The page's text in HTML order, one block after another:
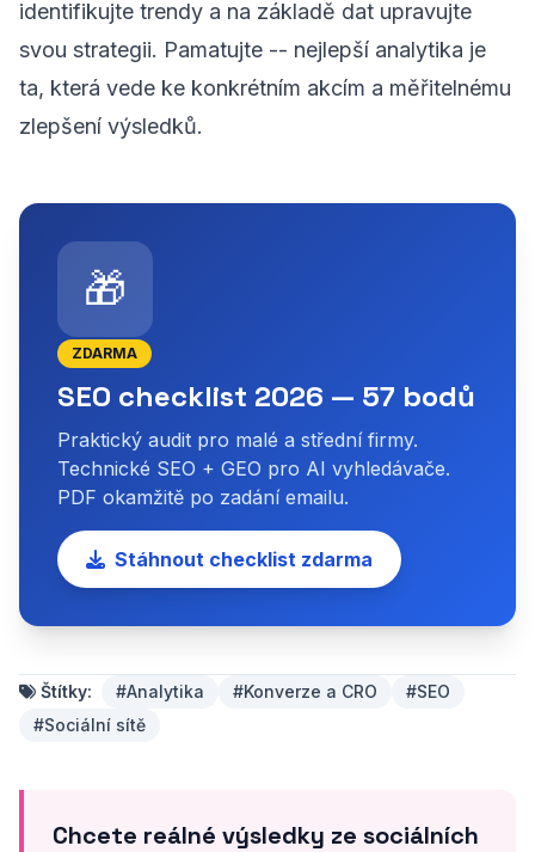
identifikujte trendy a na základě dat upravujte
svou strategii. Pamatujte -- nejlepší analytika je
ta, která vede ke konkrétním akcím a měřitelnému
zlepšení výsledků.
🎁
ZDARMA
SEO checklist 2026 — 57 bodů
Praktický audit pro malé a střední firmy.
Technické SEO + GEO pro AI vyhledávače.
PDF okamžitě po zadání emailu.
Stáhnout checklist zdarma
Štítky: #Analytika #Konverze a CRO
#SEO
#Sociální sítě
Chcete reálné výsledky ze sociálních